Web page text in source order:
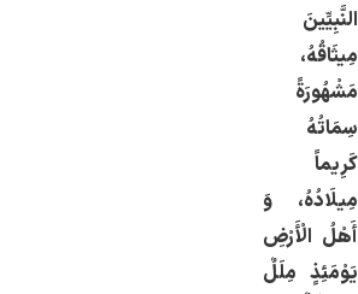
النَّبِيِّينَ
مِيثَاقُهُ،
مَشْهُورَةً
سِمَاتُهُ
كَرِيماً
مِيلَادُهُ، وَ
أَهْلُ الْأَرْضِ
يَوْمَئِذٍ مِلَلٌ